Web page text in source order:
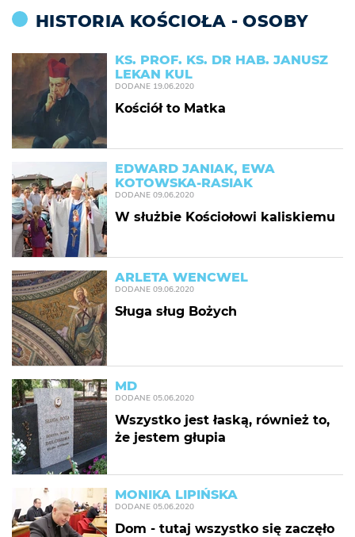
HISTORIA KOŚCIOŁA - OSOBY
KS. PROF. KS. DR HAB. JANUSZ
LEKAN KUL
DODANE 19.06.2020
Kościół to Matka
EDWARD JANIAK, EWA
KOTOWSKA-RASIAK
DODANE 09.06.2020
W służbie Kościołowi kaliskiemu
ARLETA WENCWEL
DODANE 09.06.2020
Sługa sług Bożych
MD
DODANE 05.06.2020
Wszystko jest łaską, również to,
że jestem głupia
MONIKA LIPIŃSKA
DODANE 05.06.2020
Dom - tutaj wszystko się zaczęło